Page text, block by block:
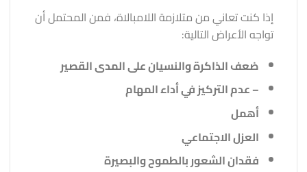
إذا كنت تعاني من متلازمة اللامبالاة، فمن المحتمل أن
تواجه الأعراض التالية:
ضعف الذاكرة والنسيان على المدى القصير
– عدم التركيز في أداء المهام
أهمل
العزل الاجتماعي
فقدان الشعور بالطموح والبصيرة